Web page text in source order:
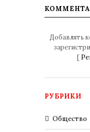
Добавлять
[
РУБРИКИ
Общество